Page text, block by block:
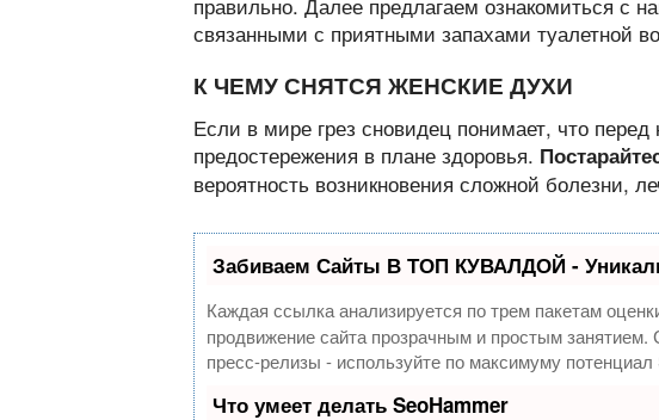
связанными с приятными запахами туалетной
К ЧЕМУ СНЯТСЯ ЖЕНСКИЕ ДУХИ
Если в мире грез сновидец понимает, что
предостережения в плане здоровья.
вероятность возникновения сложной болезни,
Забиваем Сайты В ТОП КУВАЛДОЙ -
Каждая ссылка анализируется по трем пакетам
продвижение сайта прозрачным и простым
пресс-релизы - используйте по максимуму
Что умеет делать SeoHammer